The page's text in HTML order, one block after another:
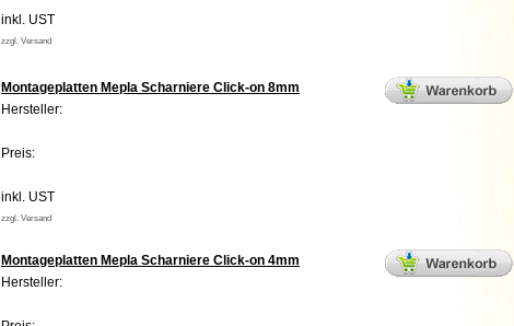
inkl. UST
zzgl. Versand
Montageplatten Mepla Scharniere Click-on 8mm
Hersteller:
Preis:
inkl. UST
zzgl. Versand
Montageplatten Mepla Scharniere Click-on 4mm
Hersteller: